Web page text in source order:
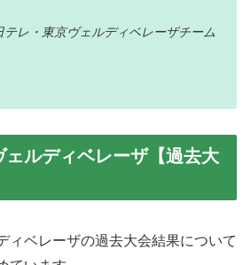
テレ・東京ヴェルディベレーザチーム
ェルディベレーザ【過去大
ィベレーザの過去大会結果について